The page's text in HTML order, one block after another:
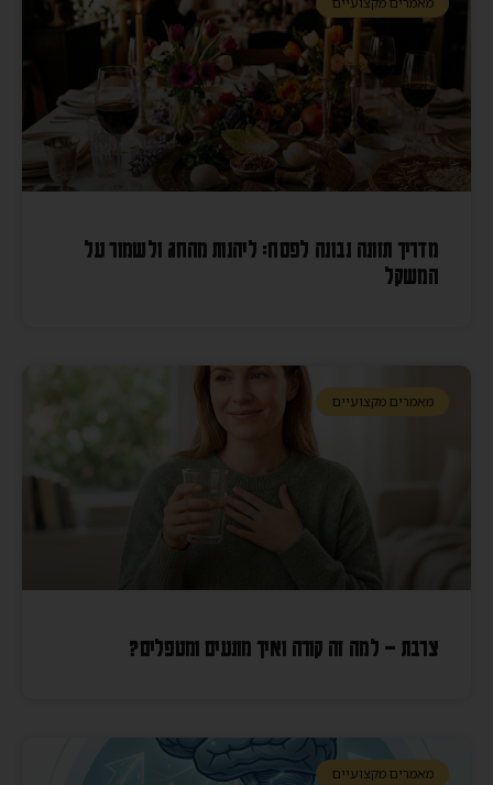
מדריך תזונה נבונה לפסח: ליהנות מהחג ולשמור על
המשקל
מאמרים מקצועיים
צרבת – למה זה קורה ואיך מונעים ומטפלים?
מאמרים מקצועיים